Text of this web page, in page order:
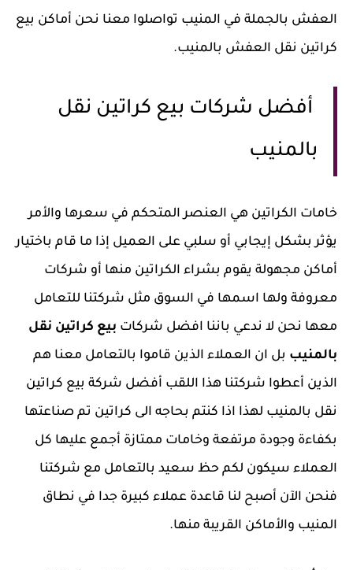
العفش بالجملة في المنيب تواصلوا معنا نحن أماكن بيع
كراتين نقل العفش بالمنيب.
أفضل شركات بيع كراتين نقل
بالمنيب
خامات الكراتين هي العنصر المتحكم في سعرها والأمر
يؤثر بشكل إيجابي أو سلبي على العميل إذا ما قام باختيار
أماكن مجهولة يقوم بشراء الكراتين منها أو شركات
معروفة ولها اسمها في السوق مثل شركتنا للتعامل
معها نحن لا ندعي باننا افضل شركات بيع كراتين نقل
بالمنيب بل ان العملاء الذين قاموا بالتعامل معنا هم
الذين أعطوا شركتنا هذا اللقب أفضل شركة بيع كراتين
نقل بالمنيب لهذا اذا كنتم بحاجه الى كراتين تم صناعتها
بكفاءة وجودة مرتفعة وخامات ممتازة أجمع عليها كل
العملاء سيكون لكم حظ سعيد بالتعامل مع شركتنا
فنحن الآن أصبح لنا قاعدة عملاء كبيرة جدا في نطاق
المنيب والأماكن القريبة منها.